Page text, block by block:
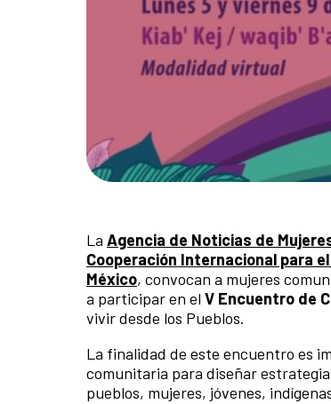
La Agencia de Noticias de
Cooperación Internacional para
México, convocan a mujeres
a participar en el V Encuentro de
vivir desde los Pueblos.
La finalidad de este encuentro es
comunitaria para diseñar
pueblos, mujeres, jóvenes,